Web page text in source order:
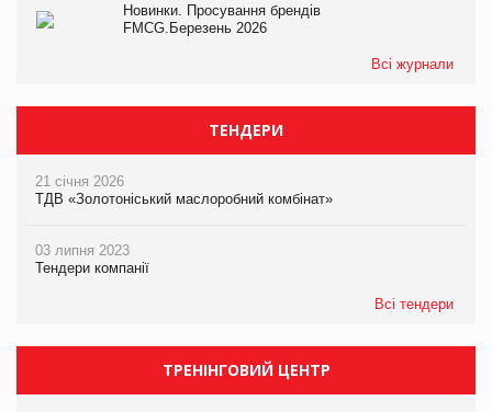
Новинки. Просування брендів
FMCG.Березень 2026
Всі журнали
ТЕНДЕРИ
21 січня 2026
ТДВ «Золотоніський маслоробний комбінат»
03 липня 2023
Тендери компанії
Всі тендери
ТРЕНІНГОВИЙ ЦЕНТР